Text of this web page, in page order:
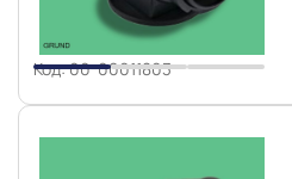
Код: 00-00011803